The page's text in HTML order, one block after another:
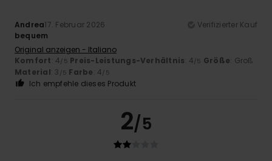
Andrea17. Februar 2026
Verifizierter Kauf
bequem
Original anzeigen - Italiano
Komfort: 4 /5 Preis-Leistungs-Verhältnis: 4 /5 Größe: Groß
Material: 3 /5 Farbe: 4 /5
Ich empfehle dieses Produkt
2/5